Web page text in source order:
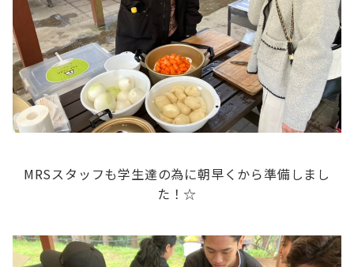
MRSスタッフも学生達の為に朝早くから準備しまし
た！☆